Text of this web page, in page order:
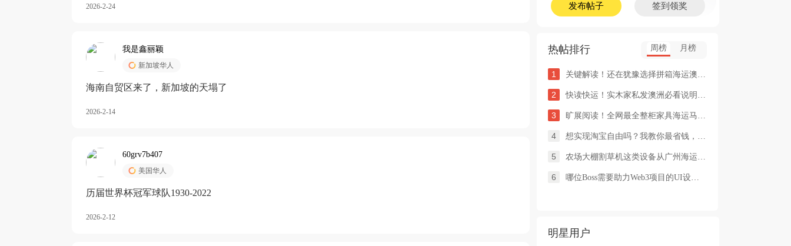
2026-2-24
我是鑫丽颖
新加坡华人
海南自贸区来了，新加坡的天塌了
2026-2-14
60grv7b407
美国华人
历届世界杯冠军球队1930-2022
2026-2-12
发布帖子 签到领奖
热帖排行 周榜 月榜
1 关键解读！还在犹豫选择拼箱海运澳洲or整柜海运悉尼墨尔本的朋友
2 快读快运！实木家私发澳洲必看说明这类家具熏蒸杀毒再可海运布里
3 旷展阅读！全网最全整柜家具海运马来西亚怡保的保姆式海运攻略！
4 想实现淘宝自由吗？我教你最省钱，最方便的方法
5 农场大棚割草机这类设备从广州海运到澳洲堪培拉过海关需要提供什
6 哪位Boss需要助力Web3项目的UI设计，或qian
明星用户